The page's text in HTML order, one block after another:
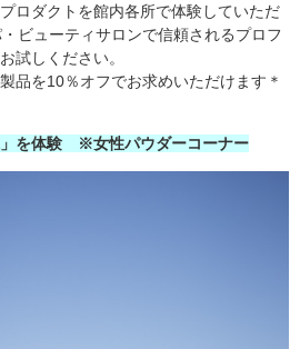
ロダクトを館内各所で体験していただ
ビューティサロンで信頼されるプロフ
試しください。
品を10％オフでお求めいただけます＊
を体験 ※女性パウダーコーナー